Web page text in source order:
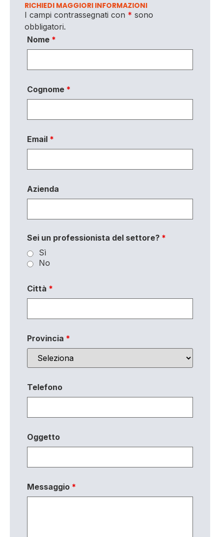
RICHIEDI MAGGIORI INFORMAZIONI
I campi contrassegnati con * sono
obbligatori.
Nome *
Cognome *
Email *
Azienda
Sei un professionista del settore? *
Sì
No
Città *
Provincia *
Telefono
Oggetto
Messaggio *